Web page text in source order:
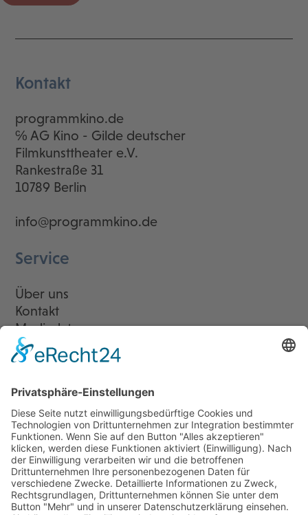
Kontakt
programmkino.de
℅ AG Kino - Gilde deutscher
Filmkunsttheater e.V.
Rankestraße 31
10789 Berlin
info@programmkino.de
Service
Über uns
Kontakt
Mediadaten
Newsletter
LogIn
Legal
Impressum
Datenschutzerklärung
Cookie-Einstellungen